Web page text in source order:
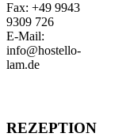
Fax: +49 9943
9309 726
E-Mail:
info@hostello-
lam.de
REZEPTION